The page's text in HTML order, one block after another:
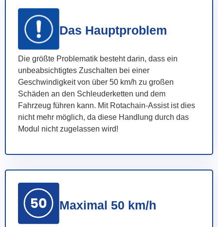
Das Hauptproblem
Die größte Problematik besteht darin, dass ein
unbeabsichtigtes Zuschalten bei einer
Geschwindigkeit von über 50 km/h zu großen
Schäden an den Schleuderketten und dem
Fahrzeug führen kann. Mit Rotachain-Assist ist dies
nicht mehr möglich, da diese Handlung durch das
Modul nicht zugelassen wird!
Maximal 50 km/h